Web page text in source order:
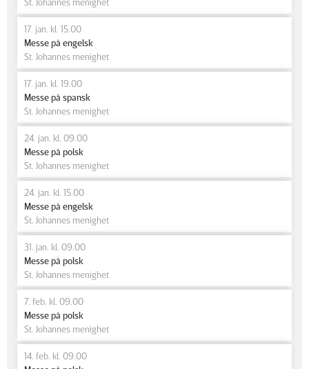
17. jan. kl. 15.00
Messe på engelsk
St. Johannes menighet
17. jan. kl. 19.00
Messe på spansk
St. Johannes menighet
24. jan. kl. 09.00
Messe på polsk
St. Johannes menighet
24. jan. kl. 15.00
Messe på engelsk
St. Johannes menighet
31. jan. kl. 09.00
Messe på polsk
St. Johannes menighet
7. feb. kl. 09.00
Messe på polsk
St. Johannes menighet
14. feb. kl. 09.00